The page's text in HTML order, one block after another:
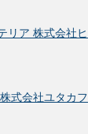
リア 株式会社ヒ
式会社ユタカフ